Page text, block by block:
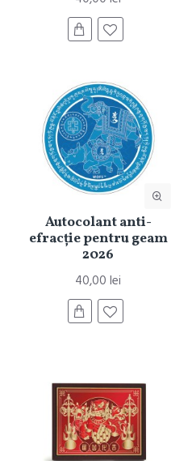
Autocolant anti-
efracție pentru geam
2026
40,00 lei